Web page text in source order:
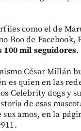
como el de
Boo de Facebook,
100 mil seguidores.
César Millán
es quien en las
Celebrity dogs y
de esas
amos, en la